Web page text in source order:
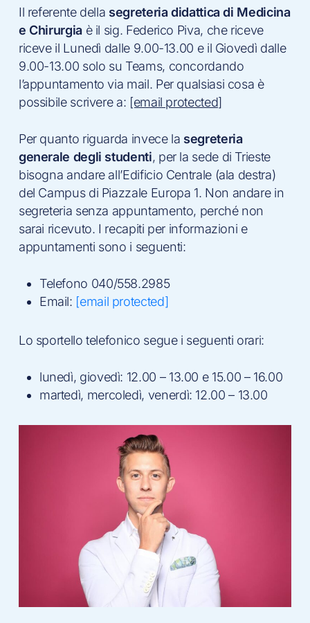
Il referente della segreteria didattica di Medicina
e Chirurgiaè il sig. Federico Piva, che riceve
riceve il Lunedì dalle 9.00-13.00 e il Giovedì dalle
9.00-13.00 solo su Teams, concordando
l’appuntamento via mail. Per qualsiasi cosa è
possibile scrivere a: [email protected]
Per quanto riguarda invece la segreteria
generale degli studenti, per la sede di Trieste
bisogna andare all’Edificio Centrale (ala destra)
del Campus di Piazzale Europa 1. Non andare in
segreteria senza appuntamento, perché non
sarai ricevuto. I recapiti per informazioni e
appuntamenti sono i seguenti:
Telefono 040/558.2985
Email: [email protected]
Lo sportello telefonico segue i seguenti orari:
lunedì, giovedì: 12.00 – 13.00 e 15.00 – 16.00
martedì, mercoledì, venerdì: 12.00 – 13.00